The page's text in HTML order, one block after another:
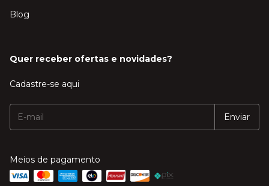
Blog
Quer receber ofertas e novidades?
Cadastre-se aqui
Meios de pagamento